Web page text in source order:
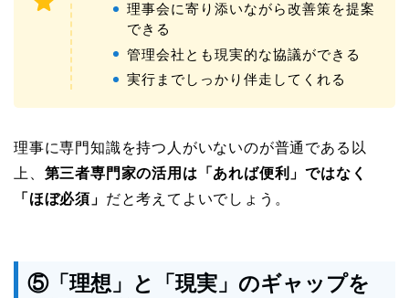
理事会に寄り添いながら改善策を提案
できる
管理会社とも現実的な協議ができる
実行までしっかり伴走してくれる
理事に専門知識を持つ人がいないのが普通である以
上、 第三者専門家の活用は「あれば便利」ではなく
「ほぼ必須」 だと考えてよいでしょう。
⑤「理想」と「現実」のギャップを